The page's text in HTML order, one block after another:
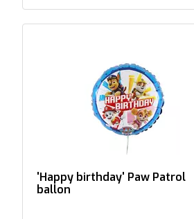
'Happy birthday' Paw Patrol
ballon